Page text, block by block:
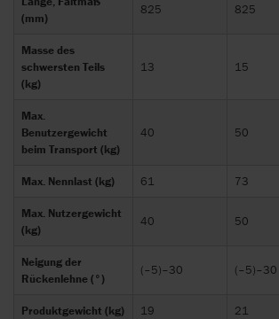
(mm)
825 825
Masse des
schwersten Teils
(kg)
13 15
Max.
Benutzergewicht
beim Transport (kg)
40 50
Max. Nennlast (kg) 61 73
Max. Nutzergewicht
(kg)
40 50
Neigung der
Rückenlehne (°)
(–5)–30 (–5)–30
Produktgewicht (kg) 19 21